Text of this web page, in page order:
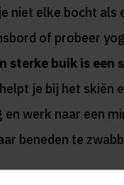
niet elke bocht
of probeer
sterke buik is een
je bij het skiën
en werk naar een
beneden te